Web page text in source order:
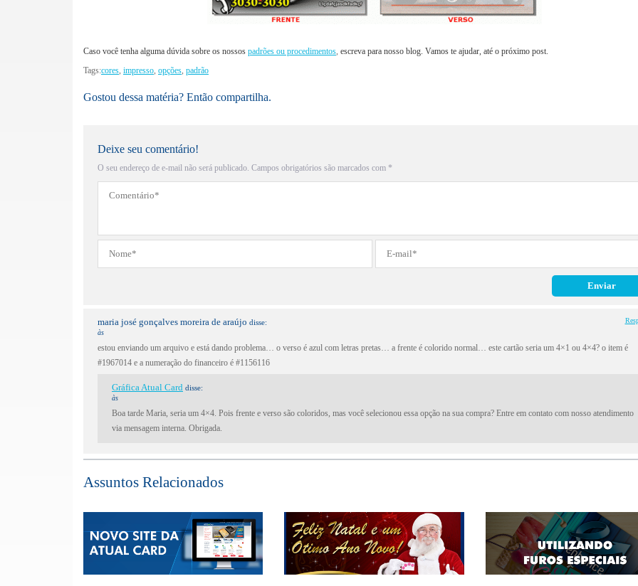
Caso você tenha alguma dúvida sobre os nossos padrões ou procedimentos escreva para nosso blog. Vamos te ajudar, até o próximo post.
Tags:cores impresso opções padrão
Gostou dessa matéria? Então compartilha.
Deixe seu comentário!
O seu endereço de e-mail não será publicado. Campos obrigatórios são marcados com *
maria josé gonçalves moreira de araújo disse:
às
estou enviando um arquivo e está dando problema… o verso é azul com letras pretas… a frente é colorido normal… este cartão seria um 4×1 ou 4×4? o item é
#1967014 e a numeração do financeiro é #1156116
Gráfica Atual Card disse:
às
Boa tarde Maria, seria um 4×4. Pois frente e verso são coloridos, mas você selecionou essa opção na sua compra? Entre em contato com nosso atendimento
via mensagem interna. Obrigada.
Assuntos Relacionados